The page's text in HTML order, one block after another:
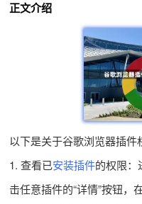
正文介绍
以下是关于谷歌浏览器插件
1. 查看已安装插件的权限：
击任意插件的“详情”按钮，